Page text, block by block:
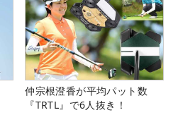
仲宗根澄香が平均パット数
『TRTL』で6人抜き！